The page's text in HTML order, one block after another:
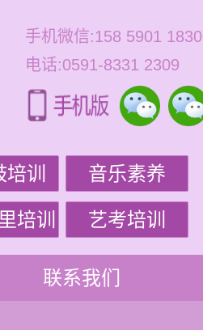
手机微信:158 5901 1830
电话:0591-8331 2309
训 音乐素养
培训 艺考培训
联系我们